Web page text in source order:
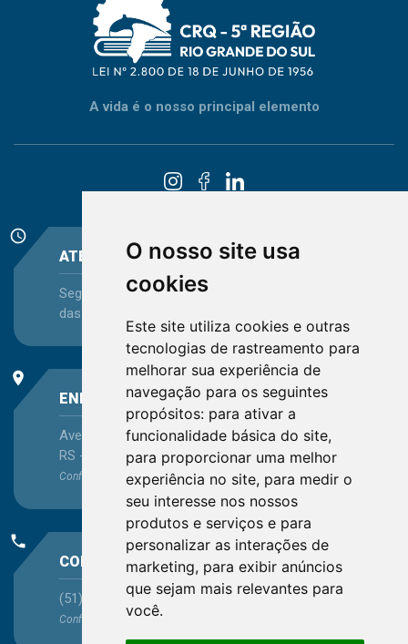
O nosso site usa
cookies
Este site utiliza cookies e outras
tecnologias de rastreamento para
melhorar sua experiência de
navegação para os seguintes
propósitos: para ativar a
funcionalidade básica do site,
para proporcionar uma melhor
experiência no site, para medir o
seu interesse nos nossos
produtos e serviços e para
personalizar as interações de
marketing, para exibir anúncios
que sejam mais relevantes para
você.
A vida é o nosso principal elemento
schedule
ATENDIMENTO
Segunda-feira a Sexta-feira - das 08:30 às 12:15 e
das 13:30 às 16:45
place
ENDEREÇO
Avenida Itaqui, 45, Bairro Petrópolis, Porto Alegre -
RS - CEP 90460-140
Confira as demaislocalizações no Estado
phone
CONTATO
(51) 3330-5659
Confira os e-mailsaqui